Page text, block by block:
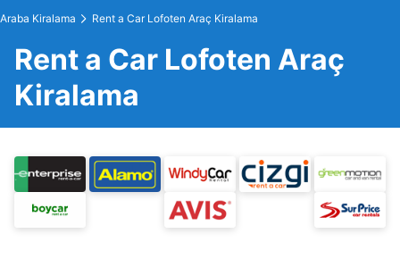
Araba Kiralama Rent a Car Lofoten Araç Kiralama
Rent a Car Lofoten Araç
Kiralama